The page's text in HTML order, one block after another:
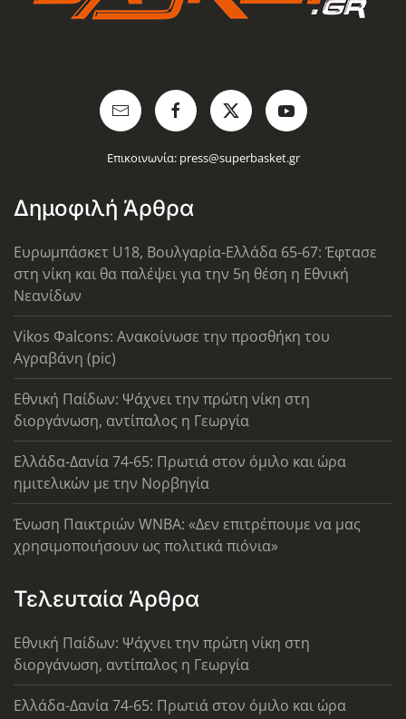
Επικοινωνία: press@superbasket.gr
Δημοφιλή Άρθρα
Ευρωμπάσκετ U18, Βουλγαρία-Ελλάδα 65-67: Έφτασε
στη νίκη και θα παλέψει για την 5η θέση η Εθνική
Νεανίδων
Vikos Φalcons: Ανακοίνωσε την προσθήκη του
Αγραβάνη (pic)
Εθνική Παίδων: Ψάχνει την πρώτη νίκη στη
διοργάνωση, αντίπαλος η Γεωργία
Ελλάδα-Δανία 74-65: Πρωτιά στον όμιλο και ώρα
ημιτελικών με την Νορβηγία
Ένωση Παικτριών WNBA: «Δεν επιτρέπουμε να μας
χρησιμοποιήσουν ως πολιτικά πιόνια»
Τελευταία Άρθρα
Εθνική Παίδων: Ψάχνει την πρώτη νίκη στη
διοργάνωση, αντίπαλος η Γεωργία
Ελλάδα-Δανία 74-65: Πρωτιά στον όμιλο και ώρα